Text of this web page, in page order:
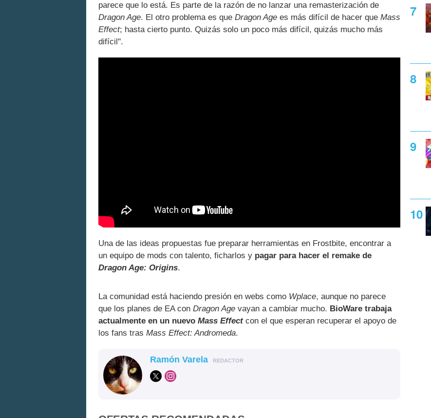
parece que lo está. Es parte de la razón de no lanzar una remasterización de
Dragon Age. El otro problema es que Dragon Age es más difícil de hacer que Mass
Effect; hasta cierto punto. Quizás solo un poco más difícil, quizás mucho más
difícil".
Una de las ideas propuestas fue preparar herramientas en Frostbite, encontrar a
un equipo de mods con talento, ficharlos y pagar para hacer el remake de
Dragon Age: Origins.
La comunidad está haciendo presión en webs como Wplace, aunque no parece
que los planes de EA con Dragon Age vayan a cambiar mucho. BioWare trabaja
actualmente en un nuevo Mass Effectcon el que esperan recuperar el apoyo de
los fans tras Mass Effect: Andromeda.
Ramón Varela REDACTOR